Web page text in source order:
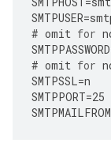
SMTPUSER=
# omit for
SMTPPASSWORD
# omit for
SMTPSSL=n
SMTPPORT=25
SMTPMAILFROM